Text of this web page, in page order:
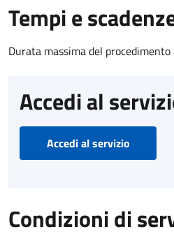
Tempi e
Durata massima del
Accedi al
Accedi al servizio
Condizioni di